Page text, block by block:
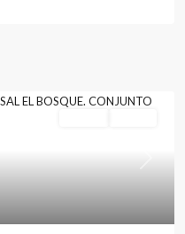
Next